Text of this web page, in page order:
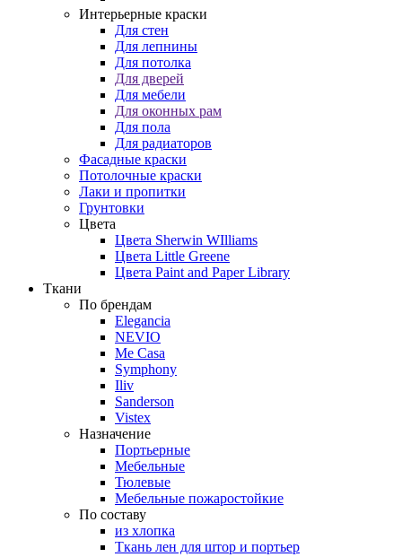
Интерьерные краски
Для стен
Для лепнины
Для потолка
Для дверей
Для мебели
Для оконных рам
Для пола
Для радиаторов
Фасадные краски
Потолочные краски
Лаки и пропитки
Грунтовки
Цвета
Цвета Sherwin WIlliams
Цвета Little Greene
Цвета Paint and Paper Library
Ткани
По брендам
Elegancia
NEVIO
Me Casa
Symphony
Iliv
Sanderson
Vistex
Назначение
Портьерные
Мебельные
Тюлевые
Мебельные пожаростойкие
По составу
из хлопка
Ткань лен для штор и портьер